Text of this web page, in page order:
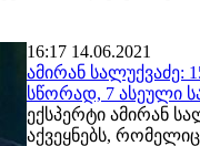
16:17 14.06.2021
ამირან სალუქვაძე:
სწორად, 7 ასეული
ექსპერტი ამირან
აქვეყნებს,